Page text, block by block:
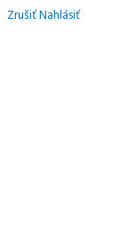
ZrušiťNahlásiť